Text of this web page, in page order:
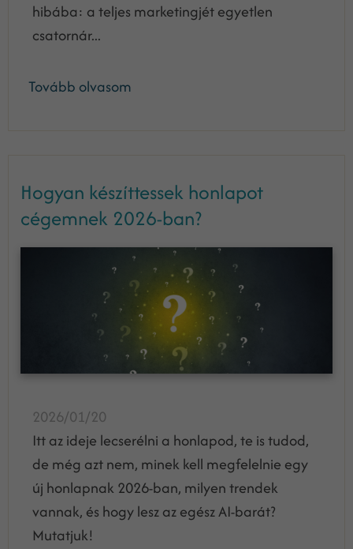
hibába: a teljes marketingjét egyetlen
csatornár...
Tovább olvasom
Hogyan készíttessek honlapot
cégemnek 2026-ban?
2026/01/20
Itt az ideje lecserélni a honlapod, te is tudod,
de még azt nem, minek kell megfelelnie egy
új honlapnak 2026-ban, milyen trendek
vannak, és hogy lesz az egész AI-barát?
Mutatjuk!